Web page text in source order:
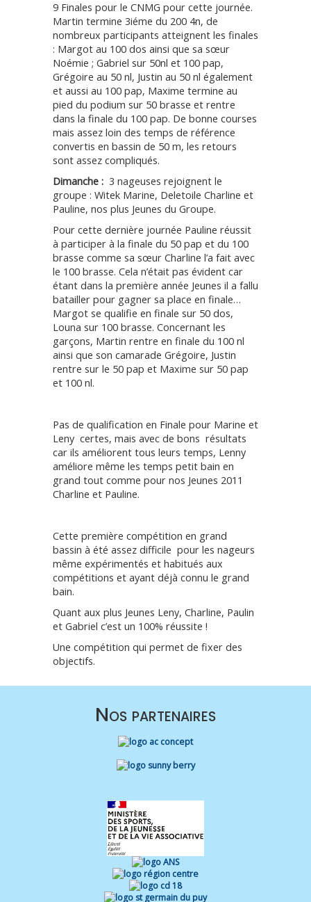
9 Finales pour le CNMG pour cette journée.
Martin termine 3iéme du 200 4n, de
nombreux participants atteignent les finales
: Margot au 100 dos ainsi que sa sœur
Noémie ; Gabriel sur 50nl et 100 pap,
Grégoire au 50 nl, Justin au 50 nl également
et aussi au 100 pap, Maxime termine au
pied du podium sur 50 brasse et rentre
dans la finale du 100 pap. De bonne courses
mais assez loin des temps de référence
convertis en bassin de 50 m, les retours
sont assez compliqués.
Dimanche : 3 nageuses rejoignent le
groupe : Witek Marine, Deletoile Charline et
Pauline, nos plus Jeunes du Groupe.
Pour cette dernière journée Pauline réussit
à participer à la finale du 50 pap et du 100
brasse comme sa sœur Charline l’a fait avec
le 100 brasse. Cela n’était pas évident car
étant dans la première année Jeunes il a fallu
batailler pour gagner sa place en finale…
Margot se qualifie en finale sur 50 dos,
Louna sur 100 brasse. Concernant les
garçons, Martin rentre en finale du 100 nl
ainsi que son camarade Grégoire, Justin
rentre sur le 50 pap et Maxime sur 50 pap
et 100 nl.
Pas de qualification en Finale pour Marine et
Leny certes, mais avec de bons résultats
car ils améliorent tous leurs temps, Lenny
améliore même les temps petit bain en
grand tout comme pour nos Jeunes 2011
Charline et Pauline.
Cette première compétition en grand
bassin à été assez difficile pour les nageurs
même expérimentés et habitués aux
compétitions et ayant déjà connu le grand
bain.
Quant aux plus Jeunes Leny, Charline, Paulin
et Gabriel c’est un 100% réussite !
Une compétition qui permet de fixer des
objectifs.
Nos partenaires